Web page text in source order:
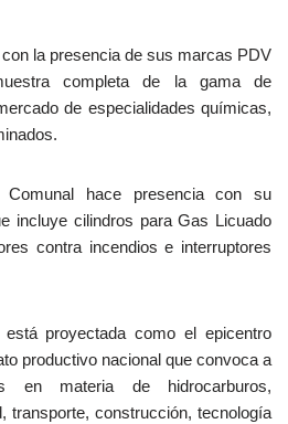
la presencia de sus marcas PDV
completa de la gama de
de especialidades químicas,
hace presencia con su
incluye cilindros para Gas Licuado
contra incendios e interruptores
está proyectada como el epicentro
productivo nacional que convoca a
en materia de hidrocarburos,
transporte, construcción, tecnología